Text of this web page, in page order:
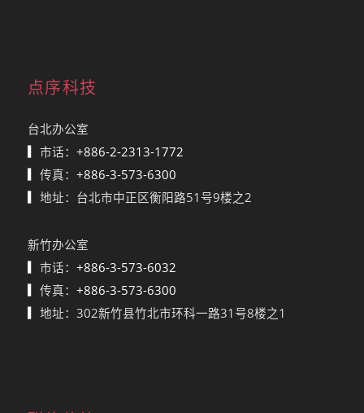
点序科技
台北办公室
▎ 市话： +886-2-2313-1772
▎ 传真： +886-3-573-6300
▎ 地址：台北市中正区衡阳路51号9楼之2
新竹办公室
▎ 市话： +886-3-573-6032
▎ 传真： +886-3-573-6300
▎ 地址：302新竹县竹北市环科一路31号8楼之1